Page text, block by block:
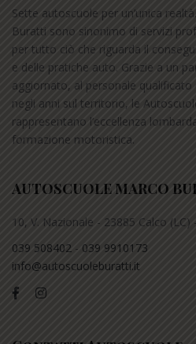
Sette autoscuole per un’unica
Buratti sono sinonimo di servizi
per tutto ciò che riguarda il
e delle pratiche auto. Grazie a un
aggiornato, al personale qualificato
negli anni sul territorio, le
rappresentano l’eccellenza
formazione motoristica.
AUTOSCUOLE MARCO
10, V. Nazionale - 23885 Calco
039 508402 - 039 9910173
info@autoscuoleburatti.it